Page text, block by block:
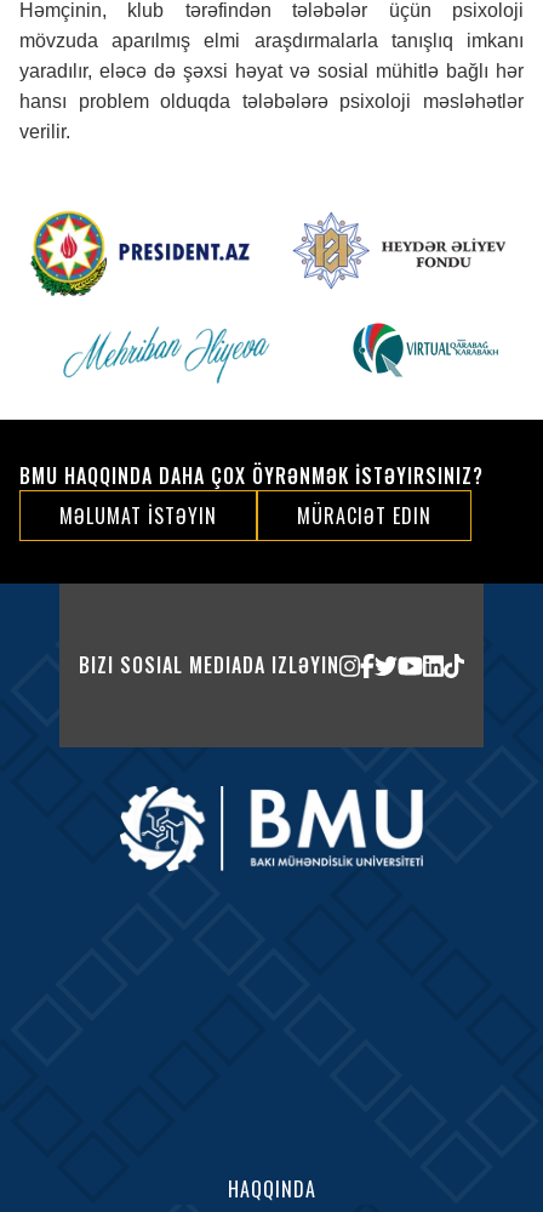
Həmçinin, klub tərəfindən tələbələr üçün psixoloji
mövzuda aparılmış elmi araşdırmalarla tanışlıq imkanı
yaradılır, eləcə də şəxsi həyat və sosial mühitlə bağlı hər
hansı problem olduqda tələbələrə psixoloji məsləhətlər
verilir.
BMU HAQQINDA DAHA ÇOX ÖYRƏNMƏK İSTƏYIRSINIZ?
MƏLUMAT İSTƏYIN
MÜRACIƏT EDIN
BIZI SOSIAL MEDIADA IZLƏYIN
HAQQINDA